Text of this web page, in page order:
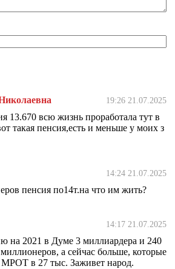
19:26 21.07.2025
13.670 всю жизнь проработала тут в
такая пенсия,есть и меньше у моих з
14:24 21.07.2025
пенсия по14т.на что им жить?
14:17 21.07.2025
на 2021 в Думе 3 миллиардера и 240
а сейчас больше, которые
в 27 тыс. Заживет народ.